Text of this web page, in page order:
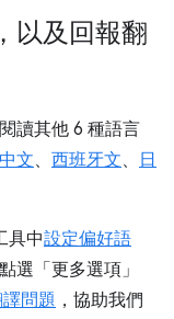
以及回報翻
讀其他 6 種語言
中文、 西班牙文、
日
具中設定偏好語
選「更多選項」
問題 ，協助我們